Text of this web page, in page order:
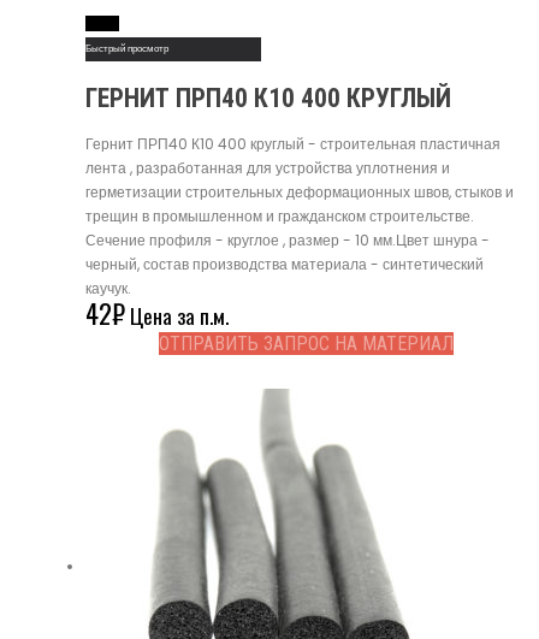
Быстрый просмотр
ГЕРНИТ ПРП40 К10 400 КРУГЛЫЙ
Гернит ПРП40 К10 400 круглый - строительная пластичная
лента , разработанная для устройства уплотнения и
герметизации строительных деформационных швов, стыков и
трещин в промышленном и гражданском строительстве.
Сечение профиля - круглое , размер - 10 мм.Цвет шнура -
черный, состав производства материала - синтетический
каучук.
42₽Цена за п.м.
ОТПРАВИТЬ ЗАПРОС НА МАТЕРИАЛ